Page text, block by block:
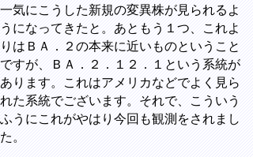
一気にこうした新規の変異株が見られるよ
うになってきたと。あともう１つ、これよ
りはＢＡ．２の本来に近いものということ
ですが、ＢＡ．２．１２．１という系統が
あります。これはアメリカなどでよく見ら
れた系統でございます。それで、こういう
ふうにこれがやはり今回も観測をされまし
た。